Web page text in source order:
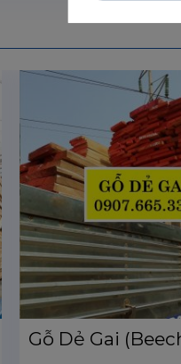
Gỗ Dẻ Gai